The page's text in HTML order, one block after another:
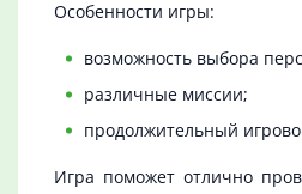
Особенности игры:
возможность выбора
различные миссии;
продолжительный
Игра поможет отлично